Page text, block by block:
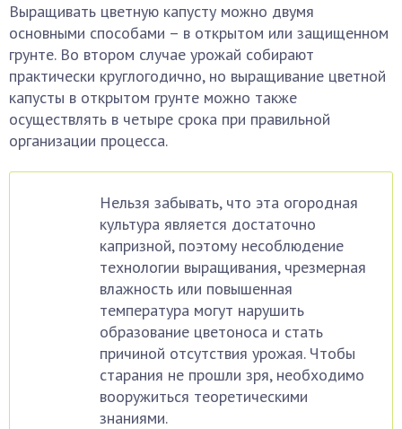
Выращивать цветную капусту можно двумя
основными способами – в открытом или защищенном
грунте. Во втором случае урожай собирают
практически круглогодично, но выращивание цветной
капусты в открытом грунте можно также
осуществлять в четыре срока при правильной
организации процесса.
Нельзя забывать, что эта огородная
культура является достаточно
капризной, поэтому несоблюдение
технологии выращивания, чрезмерная
влажность или повышенная
температура могут нарушить
образование цветоноса и стать
причиной отсутствия урожая. Чтобы
старания не прошли зря, необходимо
вооружиться теоретическими
знаниями.